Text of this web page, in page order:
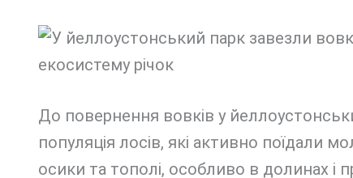
До повернення вовків у
популяція лосів, які активно поїдали
осики та тополі, особливо в долинах і